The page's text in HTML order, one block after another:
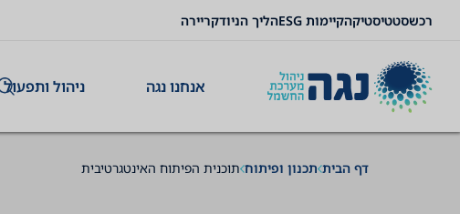
תפריט
ראשי
תוכן
תפריט
תחתון
רכשסטטיסטיקהקיימות ESG הליך הניודקריירה
אנחנו נגה ניהול ותפעול
דף הבית תכנון ופיתוח תוכנית הפיתוח האינטגרטיבית